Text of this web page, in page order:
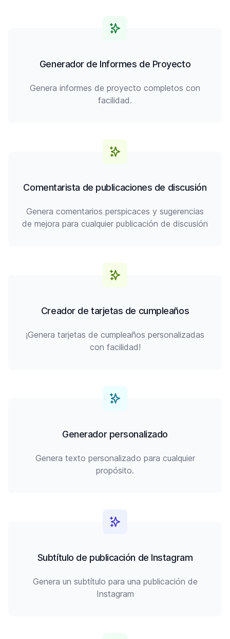
Generador de Informes de Proyecto
Genera informes de proyecto completos con
facilidad.
Comentarista de publicaciones de discusión
Genera comentarios perspicaces y sugerencias
de mejora para cualquier publicación de discusión
Creador de tarjetas de cumpleaños
¡Genera tarjetas de cumpleaños personalizadas
con facilidad!
Generador personalizado
Genera texto personalizado para cualquier
propósito.
Subtítulo de publicación de Instagram
Genera un subtítulo para una publicación de
Instagram